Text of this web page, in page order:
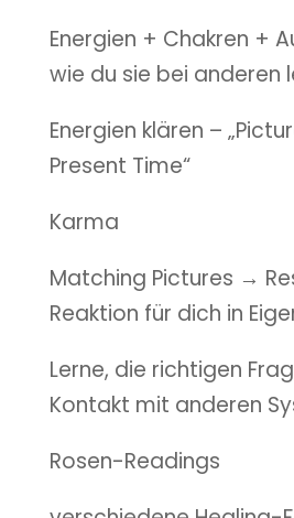
Energien + Chakren +
wie du sie bei anderen
Energien klären –
Present Time“
Karma
Matching Pictures →
Reaktion für dich in
Lerne, die richtigen
Kontakt mit anderen
Rosen-Readings